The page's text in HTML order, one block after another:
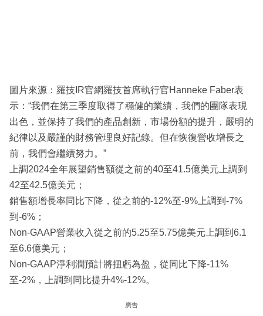
圖片來源：羅技IR官網羅技首席執行官Hanneke Faber表
示：“我們在第三季度取得了穩健的業績，我們的團隊表現
出色，並保持了我們的產品創新，市場份額的提升，嚴明的
紀律以及嚴謹的財務管理良好記錄。但在恢復營收增長之
前，我們會繼續努力。”
上調2024全年展望銷售額從之前的40至41.5億美元上調到
42至42.5億美元；
銷售額增長率同比下降，從之前的-12%至-9%上調到-7%
到-6%；
Non-GAAP營業收入從之前的5.25至5.75億美元上調到6.1
至6.6億美元；
Non-GAAP淨利潤預計將扭虧為盈，從同比下降-11%
至-2%，上調到同比提升4%-12%。
廣告